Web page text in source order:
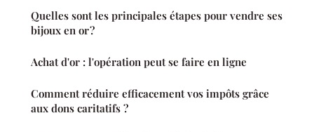
Quelles sont les principales étapes pour vendre ses
bijoux en or ?
Achat d'or : l'opération peut se faire en ligne
Comment réduire efficacement vos impôts grâce
aux dons caritatifs ?